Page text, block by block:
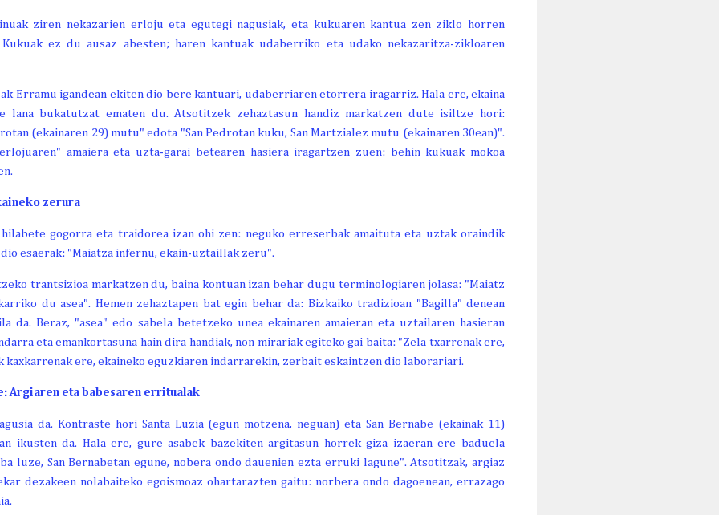
ziren nekazarien erloju eta egutegi nagusiak, eta kukuaren kantua zen ziklo horren
ez du ausaz abesten; haren kantuak udaberriko eta udako nekazaritza-zikloaren
Erramu igandean ekiten dio bere kantuari, udaberriaren etorrera iragarriz. Hala ere, ekaina
lana bukatutzat ematen du. Atsotitzek zehaztasun handiz markatzen dute isiltze hori:
(ekainaren 29) mutu" edota "San Pedrotan kuku, San Martzialez mutu (ekainaren 30ean)".
amaiera eta uzta-garai betearen hasiera iragartzen zuen: behin kukuak mokoa
zerura
gogorra eta traidorea izan ohi zen: neguko erreserbak amaituta eta uztak oraindik
esaerak: "Maiatza infernu, ekain-uztaillak zeru".
trantsizioa markatzen du, baina kontuan izan behar dugu terminologiaren jolasa: "Maiatz
du asea". Hemen zehaztapen bat egin behar da: Bizkaiko tradizioan "Bagilla" denean
da. Beraz, "asea" edo sabela betetzeko unea ekainaren amaieran eta uztailaren hasieran
eta emankortasuna hain dira handiak, non mirariak egiteko gai baita: "Zela txarrenak ere,
kaxkarrenak ere, ekaineko eguzkiaren indarrarekin, zerbait eskaintzen dio laborariari.
Argiaren eta babesaren erritualak
da. Kontraste hori Santa Luzia (egun motzena, neguan) eta San Bernabe (ekainak 11)
ikusten da. Hala ere, gure asabek bazekiten argitasun horrek giza izaeran ere baduela
luze, San Bernabetan egune, nobera ondo dauenien ezta erruki lagune". Atsotitzak, argiaz
dezakeen nolabaiteko egoismoaz ohartarazten gaitu: norbera ondo dagoenean, errazago